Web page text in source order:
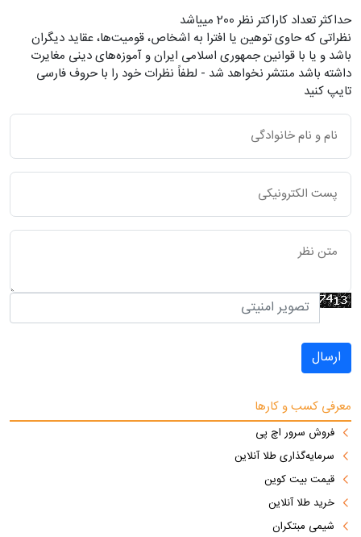
حداکثر تعداد کاراکتر نظر 200 ميياشد
نظراتی که حاوی توهین یا افترا به اشخاص، قومیت‌ها، عقاید دیگران
باشد و یا با قوانین جمهوری اسلامی ایران و آموزه‌های دینی مغایرت
داشته باشد منتشر نخواهد شد - لطفاً نظرات خود را با حروف فارسی
تایپ کنید
ارسال
معرفی کسب و کارها
فروش سرور اچ پی
سرمایه‌گذاری طلا آنلاین
قیمت بیت کوین
خرید طلا آنلاین
شیمی مبتکران